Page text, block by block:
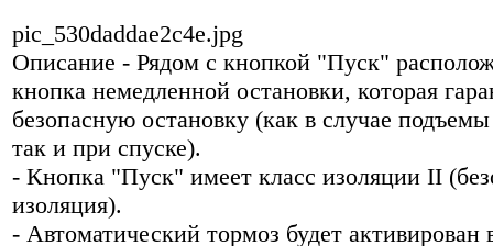
pic_530daddae2c4e.jpg
Описание - Рядом с кнопкой "Пуск"
кнопка немедленной остановки, которая
безопасную остановку (как в случае подъемы
так и при спуске).
- Кнопка "Пуск" имеет класс изоляции II
изоляция).
- Автоматический тормоз будет активирован